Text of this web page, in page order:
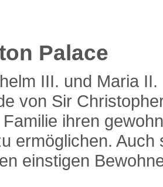
Palace
III. und Maria
von Sir
ihren
ermöglichen.
einstigen